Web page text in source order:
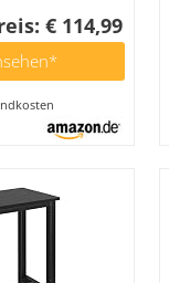
€ 114,99